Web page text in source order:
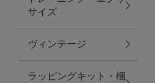
ステーショナリー
その他
紅茶・フード
サイズ
ヴィンテージ
ラッピングキット・梱